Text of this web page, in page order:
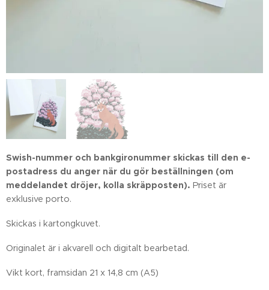
Swish-nummer och bankgironummer skickas till den e-
postadress du anger när du gör beställningen (om
meddelandet dröjer, kolla skräpposten). Priset är
exklusive porto.
Skickas i kartongkuvet.
Originalet är i akvarell och digitalt bearbetad.
Vikt kort, framsidan 21 x 14,8 cm (A5)